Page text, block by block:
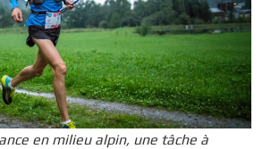
en milieu alpin, une tâche à